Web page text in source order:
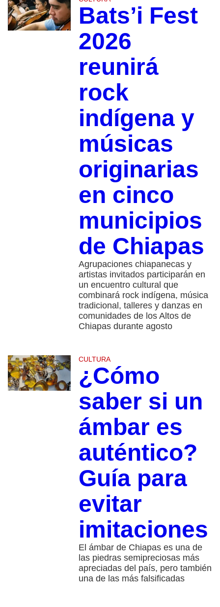
Bats’i Fest
2026
reunirá
rock
indígena y
músicas
originarias
en cinco
municipios
de Chiapas
Agrupaciones chiapanecas y
artistas invitados participarán en
un encuentro cultural que
combinará rock indígena, música
tradicional, talleres y danzas en
comunidades de los Altos de
Chiapas durante agosto
CULTURA
¿Cómo
saber si un
ámbar es
auténtico?
Guía para
evitar
imitaciones
El ámbar de Chiapas es una de
las piedras semipreciosas más
apreciadas del país, pero también
una de las más falsificadas